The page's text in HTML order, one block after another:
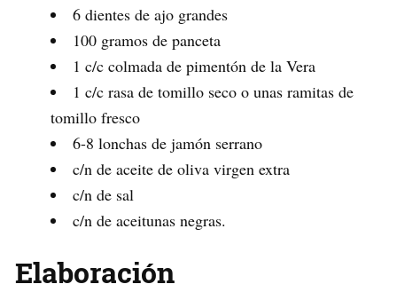
6 dientes de ajo grandes
100 gramos de panceta
1 c/c colmada de pimentón de la Vera
1 c/c rasa de tomillo seco o unas ramitas de
tomillo fresco
6-8 lonchas de jamón serrano
c/n de aceite de oliva virgen extra
c/n de sal
c/n de aceitunas negras.
Elaboración